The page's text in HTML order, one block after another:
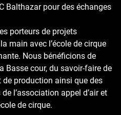
Balthazar pour des échanges
porteurs de projets
main avec l’école de cirque
Nous bénéficions de
Basse cour, du savoir-faire de
production ainsi que des
l’association appel d’air et
de cirque.